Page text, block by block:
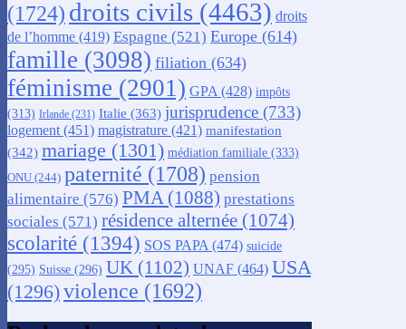
(1724) droits civils (4463) droits
de l’homme (419) Espagne (521) Europe (614)
famille (3098) filiation (634)
féminisme (2901) GPA(428) impôts
(313) Irlande (231) Italie (363) jurisprudence (733)
logement(451) magistrature (421) manifestation
(342) mariage (1301) médiation familiale (333)
ONU (244) paternité (1708) pension
alimentaire (576) PMA(1088) prestations
sociales (571) résidence alternée (1074)
scolarité (1394) SOS PAPA(474) suicide
(295) Suisse (296) UK (1102) UNAF (464) USA
(1296)violence (1692)